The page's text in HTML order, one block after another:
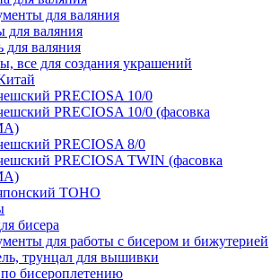
для валяния
для валяния
для валяния
все для создания украшений
PRECIOSA 10/0
PRECIOSA 10/0 (фасовка
PRECIOSA 8/0
PRECIOSA TWIN (фасовка
TOHO
бисера
для работы с бисером и бижутерией
трунцал для вышивки
бисероплетению